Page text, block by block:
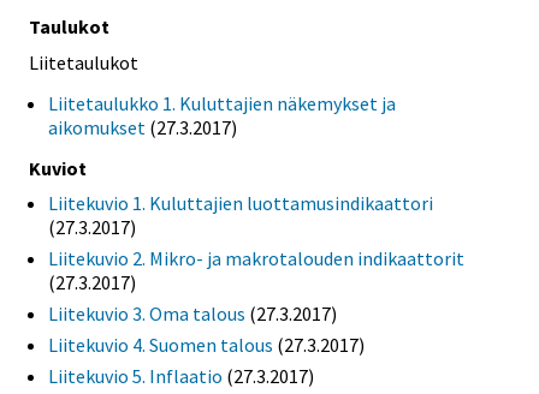
Taulukot
Liitetaulukot
Liitetaulukko 1. Kuluttajien näkemykset ja
aikomukset (27.3.2017)
Kuviot
Liitekuvio 1. Kuluttajien luottamusindikaattori
(27.3.2017)
Liitekuvio 2. Mikro- ja makrotalouden indikaattorit
(27.3.2017)
Liitekuvio 3. Oma talous (27.3.2017)
Liitekuvio 4. Suomen talous (27.3.2017)
Liitekuvio 5. Inflaatio (27.3.2017)